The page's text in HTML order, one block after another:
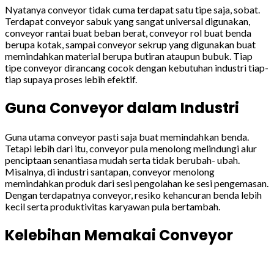
Nyatanya conveyor tidak cuma terdapat satu tipe saja, sobat.
Terdapat conveyor sabuk yang sangat universal digunakan,
conveyor rantai buat beban berat, conveyor rol buat benda
berupa kotak, sampai conveyor sekrup yang digunakan buat
memindahkan material berupa butiran ataupun bubuk. Tiap
tipe conveyor dirancang cocok dengan kebutuhan industri tiap-
tiap supaya proses lebih efektif.
Guna Conveyor dalam Industri
Guna utama conveyor pasti saja buat memindahkan benda.
Tetapi lebih dari itu, conveyor pula menolong melindungi alur
penciptaan senantiasa mudah serta tidak berubah- ubah.
Misalnya, di industri santapan, conveyor menolong
memindahkan produk dari sesi pengolahan ke sesi pengemasan.
Dengan terdapatnya conveyor, resiko kehancuran benda lebih
kecil serta produktivitas karyawan pula bertambah.
Kelebihan Memakai Conveyor